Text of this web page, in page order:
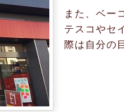
また、ベー
テスコやセ
際は自分の